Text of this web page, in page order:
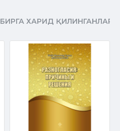
БИРГА ХАРИД ҚИЛИНГАНЛАР